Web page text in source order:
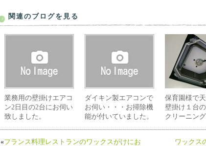
関連のブログを見る
業務用の壁掛けエアコ
ン2日目の2台にお伺い
致しました。
ダイキン製エアコンで
お伺い・・・お掃除機
能が付いていました。
保育園様で
壁掛け１台
クリーニング
«フランス料理レストランのワックスがけにお ワックス